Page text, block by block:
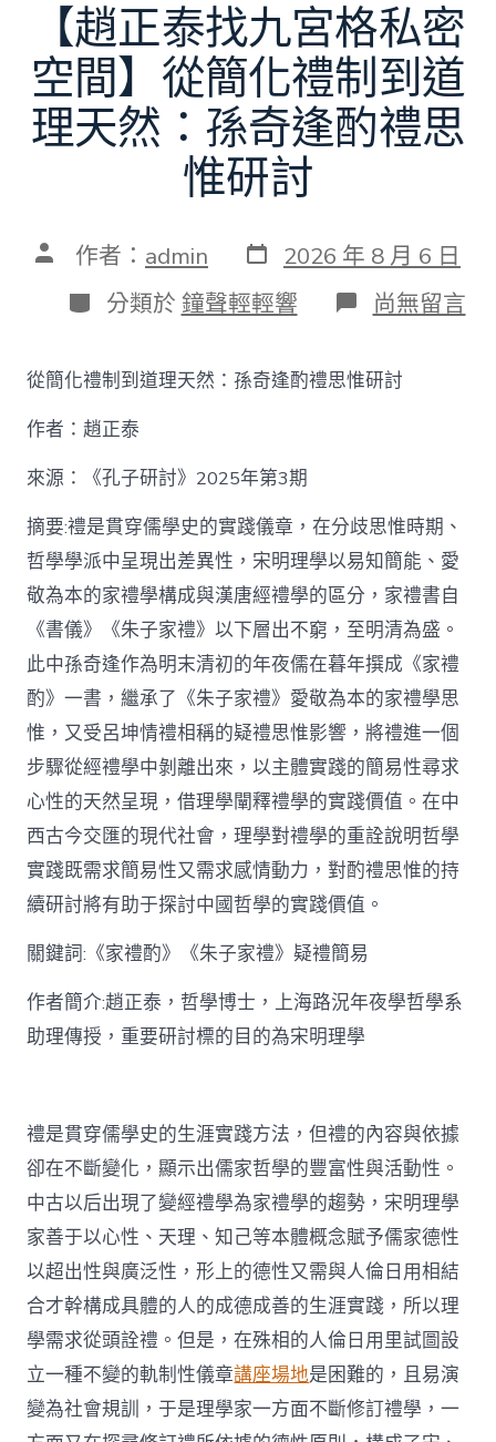
【趙正泰找九宮格私密
空間】從簡化禮制到道
理天然：孫奇逢酌禮思
惟研討
文 作者： admin 發
表
日
期
2026 年 8 月 6 日
分
類
分類於 鐘聲輕輕響 在
〈【趙
泰
找
空
間】
從
簡
化
禮
制
到
道
理
天
然：
孫
奇
逢
酌
禮
思
中
尚無留言
從簡化禮制到道理天然：孫奇逢酌禮思惟研討
作者：趙正泰
來源：《孔子研討》2025年第3期
摘要:禮是貫穿儒學史的實踐儀章，在分歧思惟時期、
哲學學派中呈現出差異性，宋明理學以易知簡能、愛
敬為本的家禮學構成與漢唐經禮學的區分，家禮書自
《書儀》《朱子家禮》以下層出不窮，至明清為盛。
此中孫奇逢作為明末清初的年夜儒在暮年撰成《家禮
酌》一書，繼承了《朱子家禮》愛敬為本的家禮學思
惟，又受呂坤情禮相稱的疑禮思惟影響，將禮進一個
步驟從經禮學中剝離出來，以主體實踐的簡易性尋求
心性的天然呈現，借理學闡釋禮學的實踐價值。在中
西古今交匯的現代社會，理學對禮學的重詮說明哲學
實踐既需求簡易性又需求感情動力，對酌禮思惟的持
續研討將有助于探討中國哲學的實踐價值。
關鍵詞:《家禮酌》《朱子家禮》疑禮簡易
作者簡介:趙正泰，哲學博士，上海路況年夜學哲學系
助理傳授，重要研討標的目的為宋明理學
禮是貫穿儒學史的生涯實踐方法，但禮的內容與依據
卻在不斷變化，顯示出儒家哲學的豐富性與活動性。
中古以后出現了變經禮學為家禮學的趨勢，宋明理學
家善于以心性、天理、知己等本體概念賦予儒家德性
以超出性與廣泛性，形上的德性又需與人倫日用相結
合才幹構成具體的人的成德成善的生涯實踐，所以理
學需求從頭詮禮。但是，在殊相的人倫日用里試圖設
立一種不變的軌制性儀章講座場地是困難的，且易演
變為社會規訓，于是理學家一方面不斷修訂禮學，一